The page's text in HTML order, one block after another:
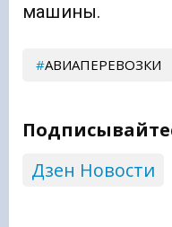
машины.
АВИАПЕРЕВОЗКИ
Дзен Новости